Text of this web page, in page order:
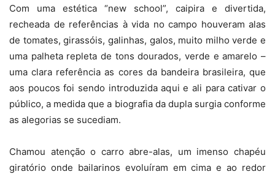
Com uma estética “new school”, caipira e divertida,
recheada de referências à vida no campo houveram alas
de tomates, girassóis, galinhas, galos, muito milho verde e
uma palheta repleta de tons dourados, verde e amarelo –
uma clara referência as cores da bandeira brasileira, que
aos poucos foi sendo introduzida aqui e ali para cativar o
público, a medida que a biografia da dupla surgia conforme
as alegorias se sucediam.
Chamou atenção o carro abre-alas, um imenso chapéu
giratório onde bailarinos evoluíram em cima e ao redor